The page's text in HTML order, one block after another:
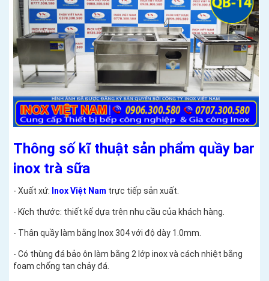
Thông số kĩ thuật sản phẩm quầy bar
inox trà sữa
- Xuất xứ: Inox Việt Nam trực tiếp sản xuất.
- Kích thước: thiết kế dựa trên nhu cầu của khách hàng.
- Thân quầy làm bằng Inox 304 với độ dày 1.0mm.
- Có thùng đá bảo ôn làm bằng 2 lớp inox và cách nhiệt bằng
foam chống tan chảy đá.